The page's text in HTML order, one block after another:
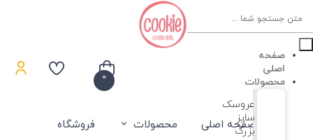
search
0
صفحه اصلی محصولات فروشگاه
صفحه
اصلی
محصولات
عروسک
سایز
بزرگ